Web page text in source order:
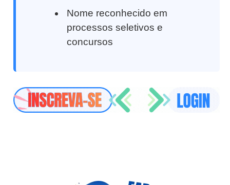
Nome reconhecido em
processos seletivos e
concursos